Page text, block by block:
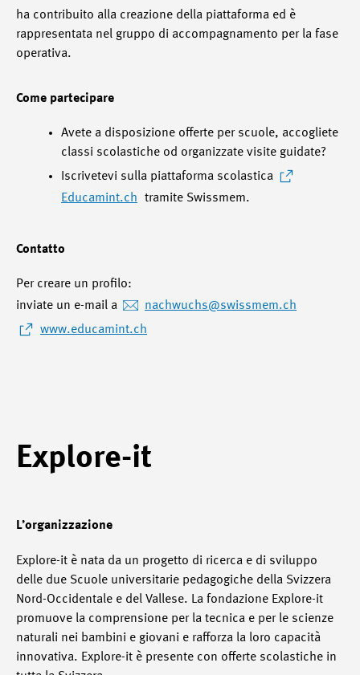
ha contribuito alla creazione della piattaforma ed è
rappresentata nel gruppo di accompagnamento per la fase
operativa.
Come partecipare
Avete a disposizione offerte per scuole, accogliete
classi scolastiche od organizzate visite guidate?
Iscrivetevi sulla piattaforma scolastica
Educamint.ch
tramite Swissmem.
Contatto
Per creare un profilo:
inviate un e-mail a
nachwuchs@swissmem.ch
www.educamint.ch
Explore-it
L’organizzazione
Explore-it è nata da un progetto di ricerca e di sviluppo
delle due Scuole universitarie pedagogiche della Svizzera
Nord-Occidentale e del Vallese. La fondazione Explore-it
promuove la comprensione per la tecnica e per le scienze
naturali nei bambini e giovani e rafforza la loro capacità
innovativa. Explore-it è presente con offerte scolastiche in